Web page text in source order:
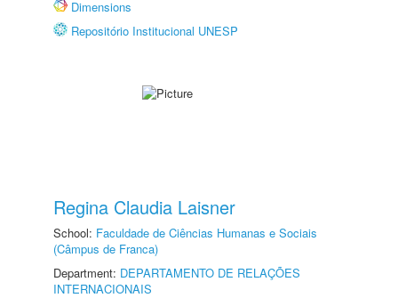
Dimensions
Repositório Institucional UNESP
Regina Claudia Laisner
School: Faculdade de Ciências Humanas e Sociais
(Câmpus de Franca)
Department: DEPARTAMENTO DE RELAÇÕES
INTERNACIONAIS